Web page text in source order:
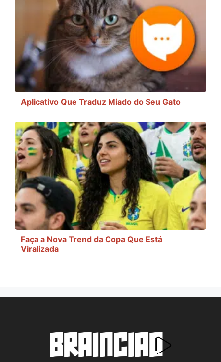
Aplicativo Que Traduz Miado do Seu Gato
Faça a Nova Trend da Copa Que Está
Viralizada